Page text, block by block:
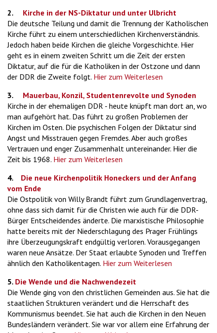
2. Kirche in der NS-Diktatur und unter Ulbricht
Die deutsche Teilung und damit die Trennung der Katholischen
Kirche führt zu einem unterschiedlichen Kirchenverständnis.
Jedoch haben beide Kirchen die gleiche Vorgeschichte. Hier
geht es in einem zweiten Schritt um die Zeit der ersten
Diktatur, auf die für die Katholiken in der Ostzone und dann
der DDR die Zweite folgt. Hier zum Weiterlesen
3. Mauerbau, Konzil, Studentenrevolte und Synoden
Kirche in der ehemaligen DDR - heute knüpft man dort an, wo
man aufgehört hat. Das führt zu großen Problemen der
Kirchen im Osten. Die psychischen Folgen der Diktatur sind
Angst und Misstrauen gegen Fremdes. Aber auch großes
Vertrauen und enger Zusammenhalt untereinander. Hier die
Zeit bis 1968. Hier zum Weiterlesen
4. Die neue Kirchenpolitik Honeckers und der Anfang
vom Ende
Die Ostpolitik von Willy Brandt führt zum Grundlagenvertrag,
ohne dass sich damit für die Christen wie auch für die DDR-
Bürger Entscheidendes änderte. Die marxistische Philosophie
hatte bereits mit der Niederschlagung des Prager Frühlings
ihre Überzeugungskraft endgültig verloren. Vorausgegangen
waren neue Ansätze. Der Staat erlaubte Synoden und Treffen
ähnlich den Katholikentagen. Hier zum Weiterlesen
5. Die Wende und die Nachwendezeit
Die Wende ging von den christlichen Gemeinden aus. Sie hat die
staatlichen Strukturen verändert und die Herrschaft des
Kommunismus beendet. Sie hat auch die Kirchen in den Neuen
Bundesländern verändert. Sie war vor allem eine Erfahrung der